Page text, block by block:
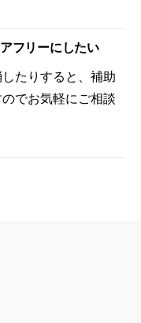
フリーにしたい
たりすると、補助
でお気軽にご相談